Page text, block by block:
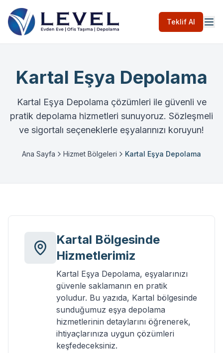
Teklif Al
Kartal Eşya Depolama
Kartal Eşya Depolama çözümleri ile güvenli ve
pratik depolama hizmetleri sunuyoruz. Sözleşmeli
ve sigortalı seçeneklerle eşyalarınızı koruyun!
Ana Sayfa Hizmet Bölgeleri Kartal Eşya Depolama
Kartal Bölgesinde
Hizmetlerimiz
Kartal Eşya Depolama, eşyalarınızı
güvenle saklamanın en pratik
yoludur. Bu yazıda, Kartal bölgesinde
sunduğumuz eşya depolama
hizmetlerinin detaylarını öğrenerek,
ihtiyaçlarınıza uygun çözümleri
keşfedeceksiniz.